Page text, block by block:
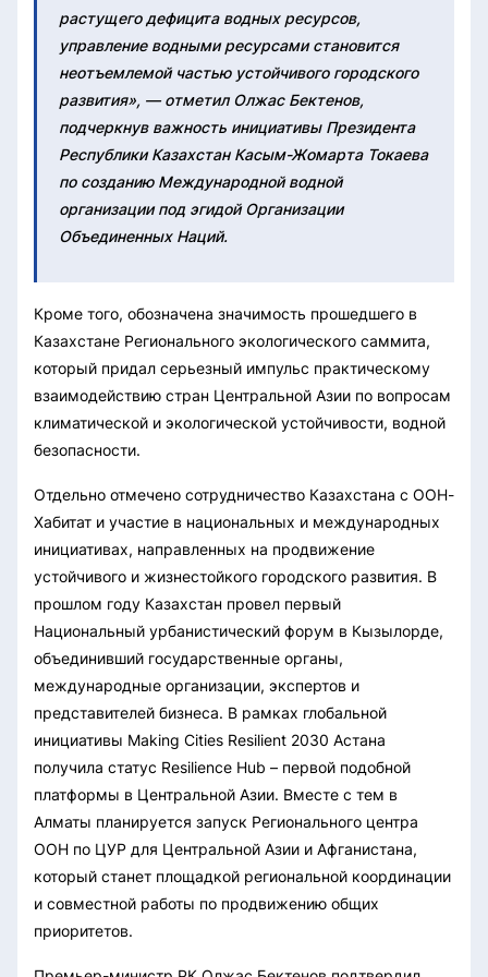
растущего дефицита водных ресурсов,
управление водными ресурсами становится
неотъемлемой частью устойчивого городского
развития», — отметил Олжас Бектенов,
подчеркнув важность инициативы Президента
Республики Казахстан Касым-Жомарта Токаева
по созданию Международной водной
организации под эгидой Организации
Объединенных Наций.
Кроме того, обозначена значимость прошедшего в
Казахстане Регионального экологического саммита,
который придал серьезный импульс практическому
взаимодействию стран Центральной Азии по вопросам
климатической и экологической устойчивости, водной
безопасности.
Отдельно отмечено сотрудничество Казахстана с ООН-
Хабитат и участие в национальных и международных
инициативах, направленных на продвижение
устойчивого и жизнестойкого городского развития. В
прошлом году Казахстан провел первый
Национальный урбанистический форум в Кызылорде,
объединивший государственные органы,
международные организации, экспертов и
представителей бизнеса. В рамках глобальной
инициативы Making Cities Resilient 2030 Астана
получила статус Resilience Hub – первой подобной
платформы в Центральной Азии. Вместе с тем в
Алматы планируется запуск Регионального центра
ООН по ЦУР для Центральной Азии и Афганистана,
который станет площадкой региональной координации
и совместной работы по продвижению общих
приоритетов.